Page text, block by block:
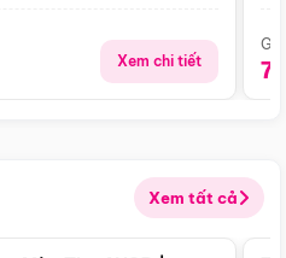
Xem chi tiết
Xem tất cả
Điểm nổi bật